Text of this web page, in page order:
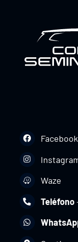
Facebook
Waze
Teléfono